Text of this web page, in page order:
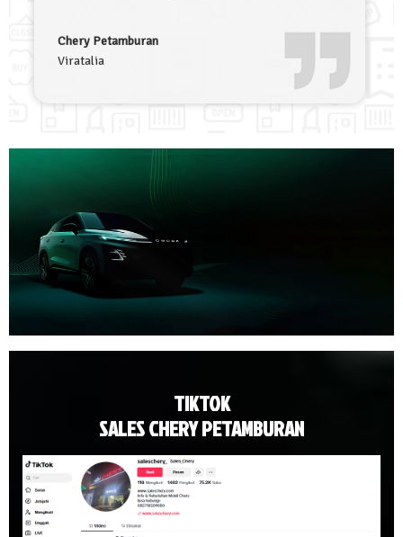
Chery Petamburan
Viratalia
TIKTOK
SALES CHERY PETAMBURAN